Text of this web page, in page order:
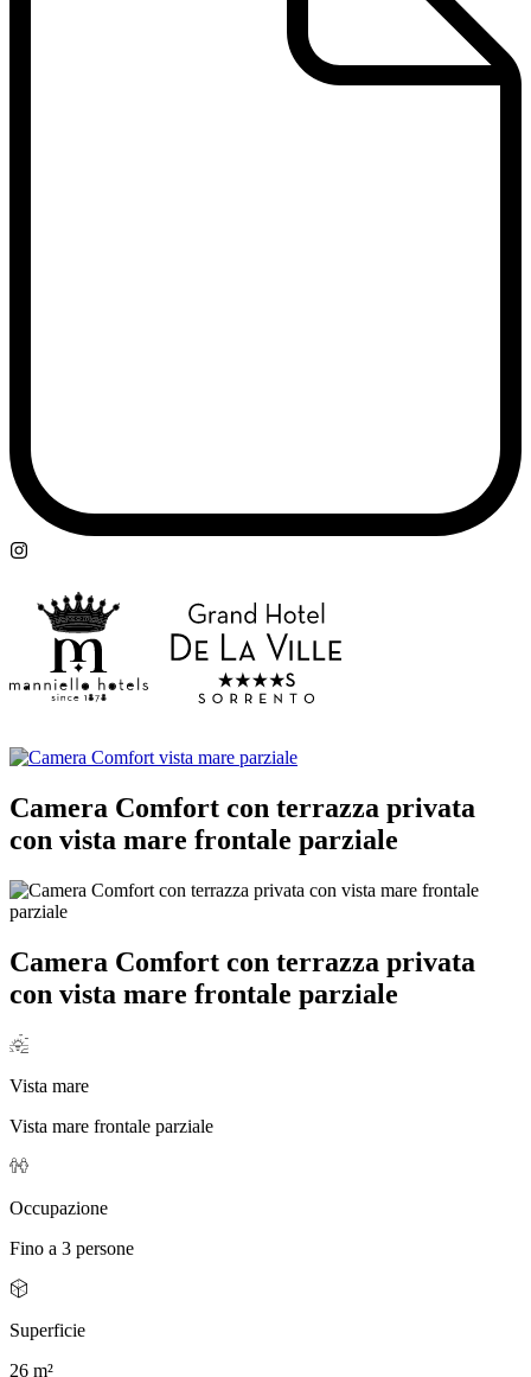
Camera Comfort con terrazza privata
con vista mare frontale parziale
Camera Comfort con terrazza privata
con vista mare frontale parziale
Vista mare
Vista mare frontale parziale
Occupazione
Fino a 3 persone
Superficie
26 m²